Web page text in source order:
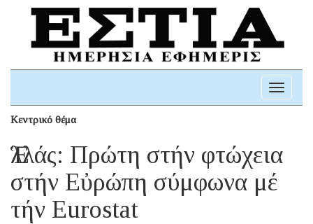
Toggle
Κεντρικό θέμα
Ἑλλάς: Πρώτη στήν φτώχεια
στήν Εὐρώπη σύμφωνα μέ
τήν Eurostat